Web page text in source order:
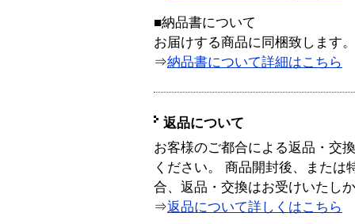
■納品書について
お届けする商品に同梱致します。
⇒納品書について詳細はこちら
返品について
お客様のご都合による返品・交
ください。 商品開封後、または
合、返品・交換はお受けいたし
⇒返品について詳しくはこちら